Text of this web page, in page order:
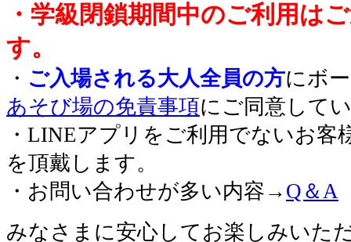
・学級閉鎖期間中のご利用は
す。
・ ご入場される大人全員の方にボ
あそび場の免責事項にご同意して
・LINEアプリをご利用でないお客
を頂戴します。
・お問い合わせが多い内容→ Q＆A
みなさまに安心してお楽しみいた